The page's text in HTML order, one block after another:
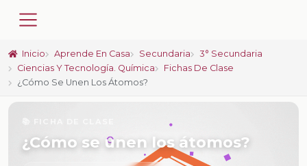
Inicio Aprende En Casa Secundaria
3° Secundaria
Ciencias Y Tecnología. Química
Fichas De Clase
¿Cómo Se Unen Los Átomos?
¿Cómo se unen los átomos?